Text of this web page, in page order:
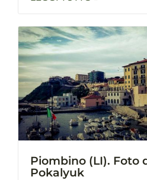
Piombino (LI). Foto
Pokalyuk